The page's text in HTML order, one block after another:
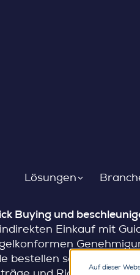
Lösungen
Buying und
Einkauf mit
bestellen schneller,
Auf dieser